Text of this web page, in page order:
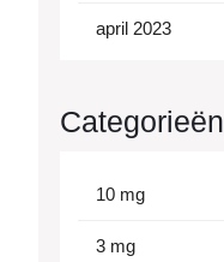
april 2023
Categorieën
10 mg
3 mg